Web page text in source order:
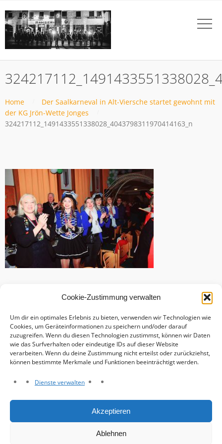
Cookie-Zustimmung verwalten
Um dir ein optimales Erlebnis zu bieten, verwenden wir Technologien wie
Cookies, um Geräteinformationen zu speichern und/oder darauf
zuzugreifen. Wenn du diesen Technologien zustimmst, können wir Daten
wie das Surfverhalten oder eindeutige IDs auf dieser Website
verarbeiten. Wenn du deine Zustimmung nicht erteilst oder zurückziehst,
können bestimmte Merkmale und Funktionen beeinträchtigt werden.
Dienste verwalten
Akzeptieren
Ablehnen
Home
Der Saalkarneval in Alt-Viersche startet gewohnt mit
der KG Jrön-Wette Jonges
324217112_1491433551338028_4043798311970414163_n